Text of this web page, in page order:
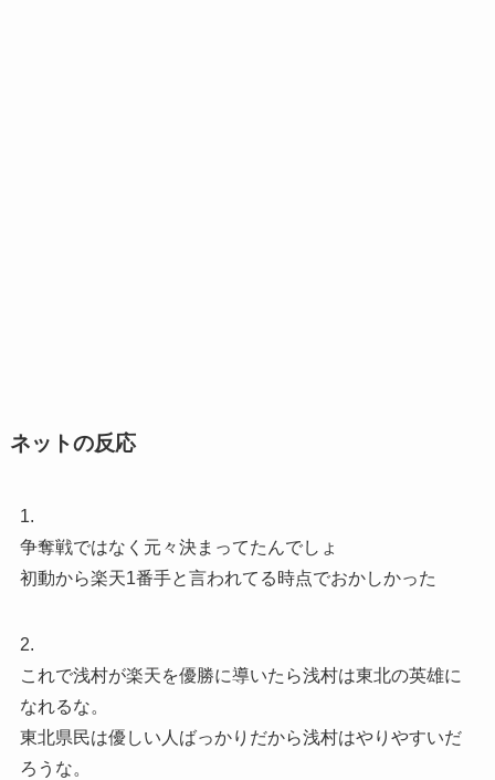
ネットの反応
1.
争奪戦ではなく元々決まってたんでしょ
初動から楽天1番手と言われてる時点でおかしかった
2.
これで浅村が楽天を優勝に導いたら浅村は東北の英雄に
なれるな。
東北県民は優しい人ばっかりだから浅村はやりやすいだ
ろうな。